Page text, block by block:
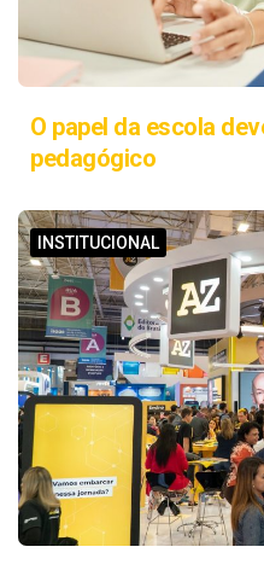
O papel da escola
pedagógico
INSTITUCIONAL